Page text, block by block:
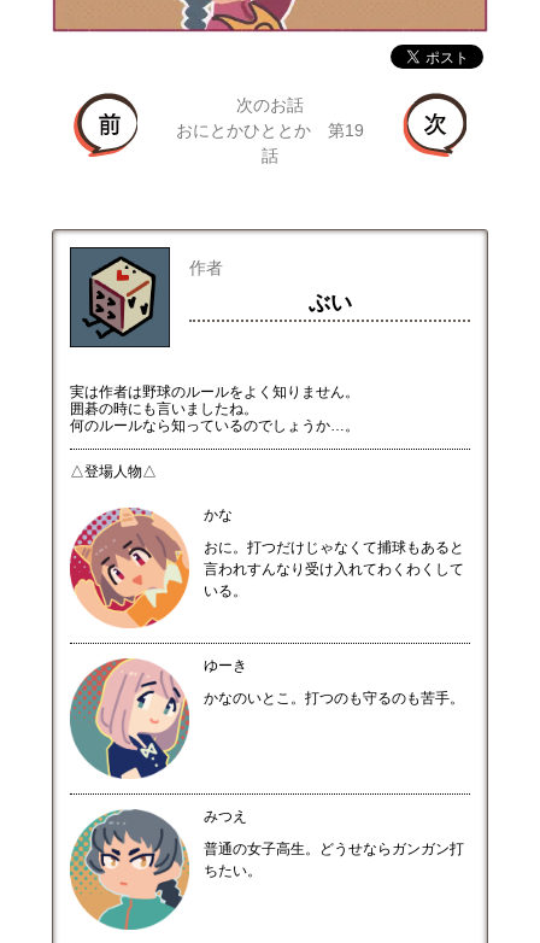
次のお話
おにとかひととか 第19
話
作者
ぶい
実は作者は野球のルールをよく知りません。
囲碁の時にも言いましたね。
何のルールなら知っているのでしょうか…。
△登場人物△
かな
おに。打つだけじゃなくて捕球もあると
言われすんなり受け入れてわくわくして
いる。
ゆーき
かなのいとこ。打つのも守るのも苦手。
みつえ
普通の女子高生。どうせならガンガン打
ちたい。